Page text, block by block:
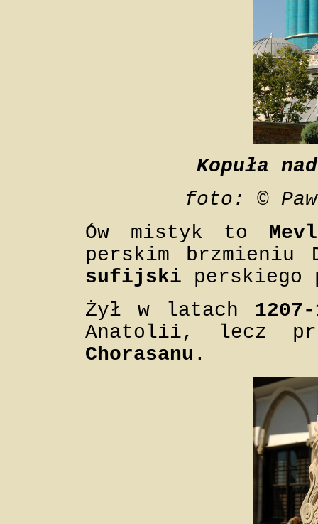
Kopuła
foto: ©
Ów mistyk to
perskim
sufijski perskiego
Żył w latach
Anatolii, lecz
Chorasanu .